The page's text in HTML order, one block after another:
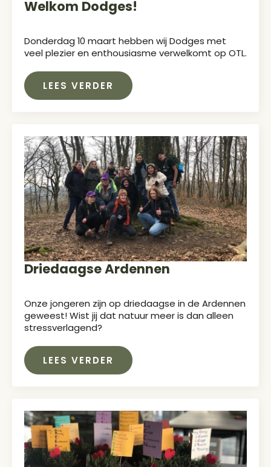
Welkom Dodges!
Donderdag 10 maart hebben wij Dodges met
veel plezier en enthousiasme verwelkomt op OTL.
LEES VERDER
Driedaagse Ardennen
Onze jongeren zijn op driedaagse in de Ardennen
geweest! Wist jij dat natuur meer is dan alleen
stressverlagend?
LEES VERDER